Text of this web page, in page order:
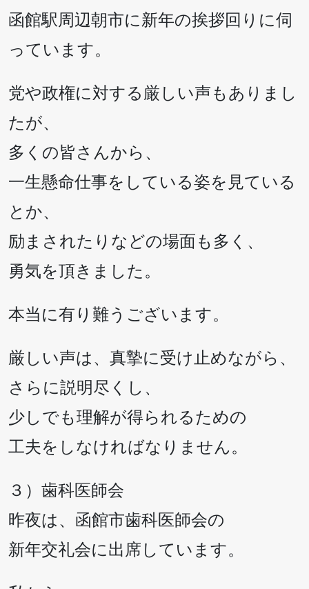
函館駅周辺朝市に新年の挨拶回りに伺
っています。
党や政権に対する厳しい声もありまし
たが、
多くの皆さんから、
一生懸命仕事をしている姿を見ている
とか、
励まされたりなどの場面も多く、
勇気を頂きました。
本当に有り難うございます。
厳しい声は、真摯に受け止めながら、
さらに説明尽くし、
少しでも理解が得られるための
工夫をしなければなりません。
３）歯科医師会
昨夜は、函館市歯科医師会の
新年交礼会に出席しています。